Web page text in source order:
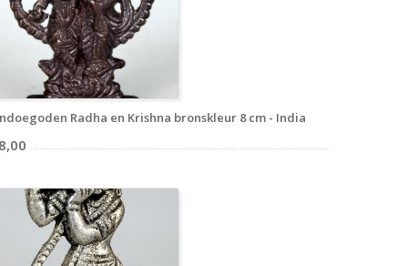
Radha en Krishna bronskleur 8 cm - India